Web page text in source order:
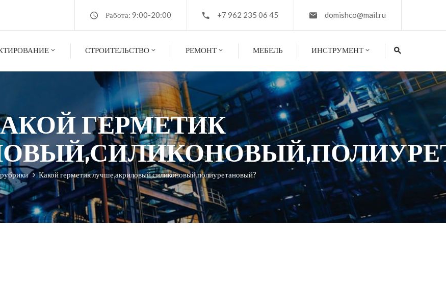
Работа: 9:00-20:00 +7 962 235 06 45 domishco@mail.ru
СТРОИТЕЛЬСТВО РЕМОНТ МЕБЕЛЬ ИНСТРУМЕНТ
ГЕРМЕТИК
Какой герметик лучше,акриловый,силиконовый,полиуретановый?